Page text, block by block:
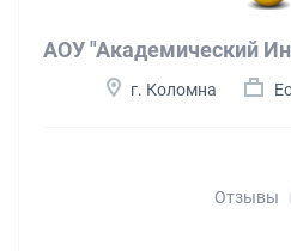
АОУ "Академический
г. Коломна
Отзывы